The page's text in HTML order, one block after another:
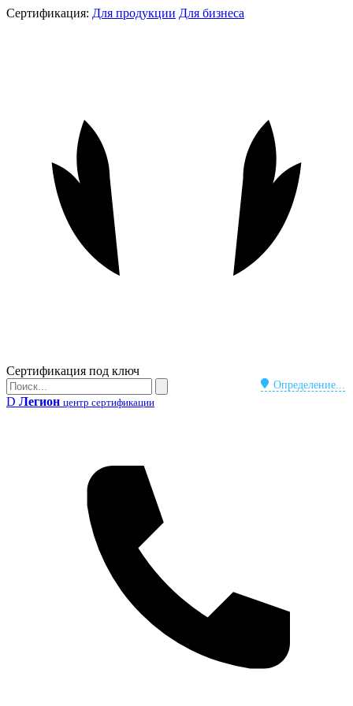
Сертификация: Для продукции Для бизнеса
Бейдж
Сертификация под ключ
Определение...
Поиск
Поиск
D Легион центр сертификации